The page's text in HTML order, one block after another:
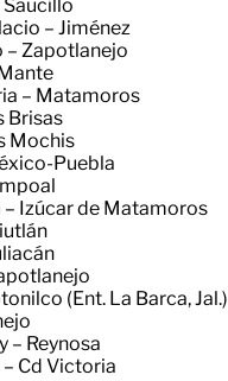
Saucillo
– Jiménez
– Zapotlanejo
– Matamoros
Brisas
Mochis
Puebla
– Izúcar de Matamoros
(Ent. La Barca, Jal.)
– Reynosa
– Cd Victoria